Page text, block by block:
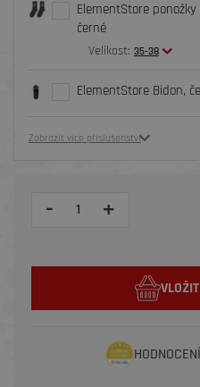
ElementStore ponožky
černé
Velikost: 35-38
ElementStore Bidon,
Zobrazit více příslušenství
- +